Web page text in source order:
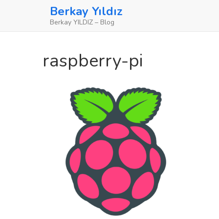
Berkay Yıldız
Berkay YILDIZ – Blog
raspberry-pi